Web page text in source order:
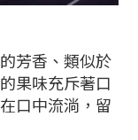
芳香、類似於
果味充斥著口
口中流淌，留